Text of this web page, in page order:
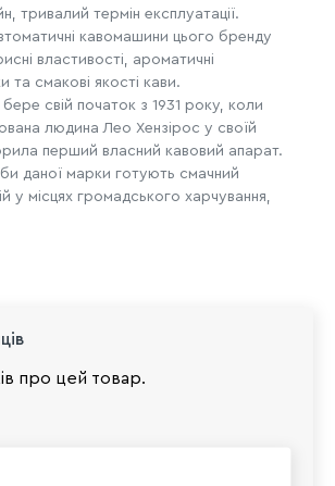
тривалий термін експлуатації.
кавомашини цього бренду
властивості, ароматичні
та смакові якості кави.
бере свій початок з 1931 року, коли
людина Лео Хензірос у своїй
перший власний кавовий апарат.
даної марки готують смачний
у місцях громадського харчування,
про цей товар.